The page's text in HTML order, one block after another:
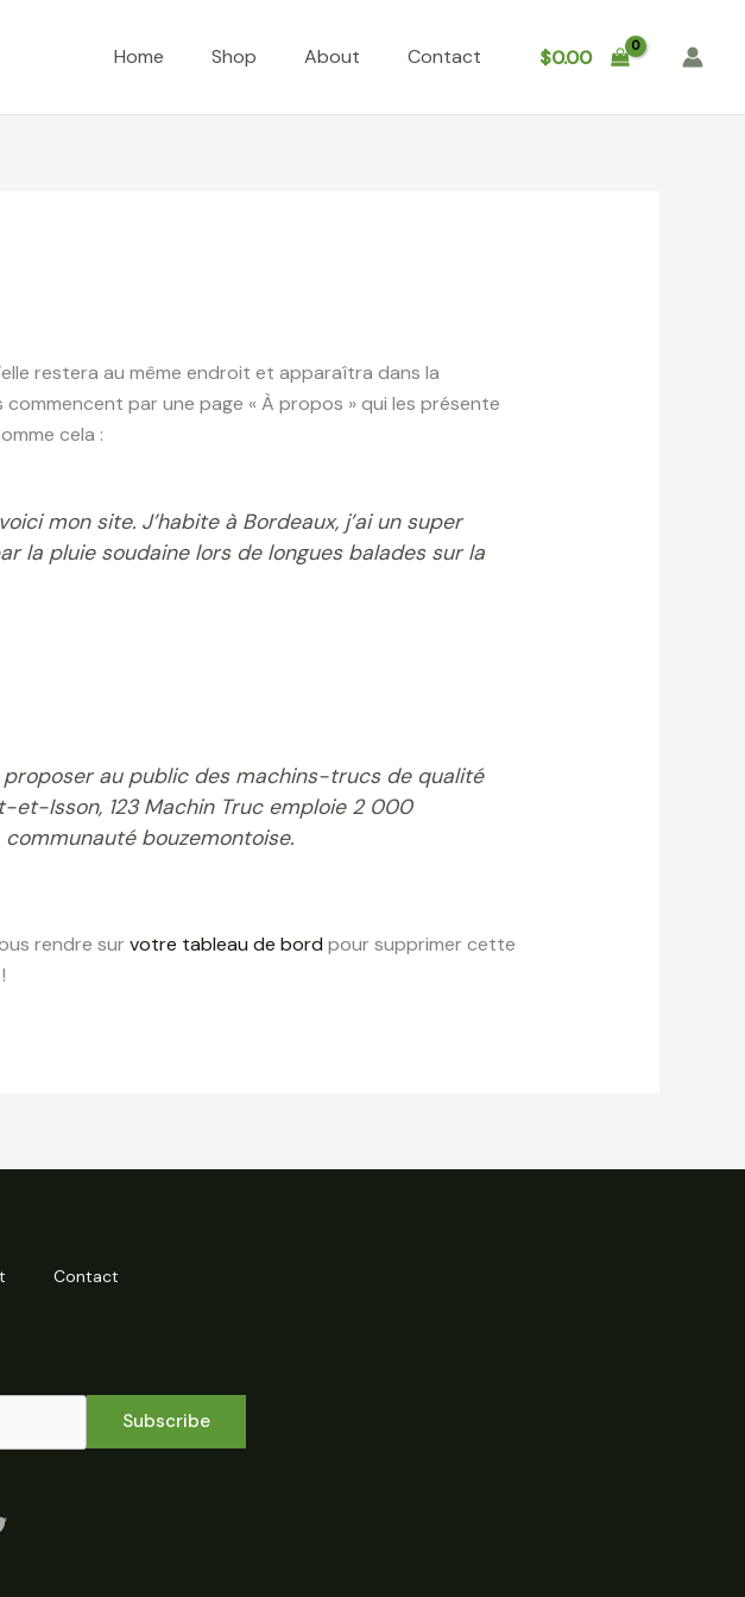
Home Shop About Contact $0.00
restera au même endroit et apparaîtra dans la
par une page « À propos » qui les présente
cela :
mon site. J’habite à Bordeaux, j’ai un super
la pluie soudaine lors de longues balades sur la
proposer au public des machins-trucs de qualité
Isson, 123 Machin Truc emploie 2 000
bouzemontoise.
rendre survotre tableau de bord pour supprimer cette
Contact
Subscribe